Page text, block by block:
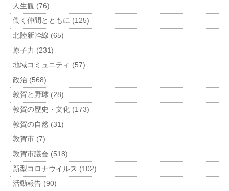
人生観 (76)
働く仲間とともに (125)
北陸新幹線 (65)
原子力 (231)
地域コミュニティ (57)
政治 (568)
敦賀と野球 (28)
敦賀の歴史・文化 (173)
敦賀の自然 (31)
敦賀市 (7)
敦賀市議会 (518)
新型コロナウイルス (102)
活動報告 (90)